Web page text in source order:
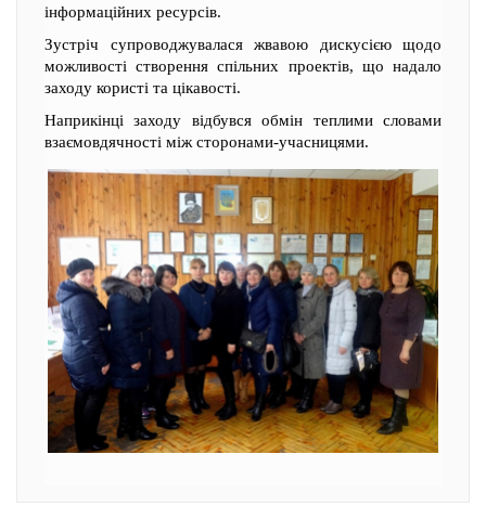
інформаційних ресурсів.
Зустріч супроводжувалася жвавою дискусією щодо
можливості створення спільних проектів, що надало
заходу користі та цікавості.
Наприкінці заходу відбувся обмін теплими словами
взаємовдячності між сторонами-учасницями.